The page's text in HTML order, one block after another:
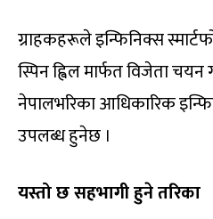
ग्राहकहरूले इन्फिनिक्स
स्पिन ह्विल मार्फत विजेता
नेपालभरिका आधिकारिक
उपलब्ध हुनेछ ।
यस्तो छ सहभागी हुने तरिका